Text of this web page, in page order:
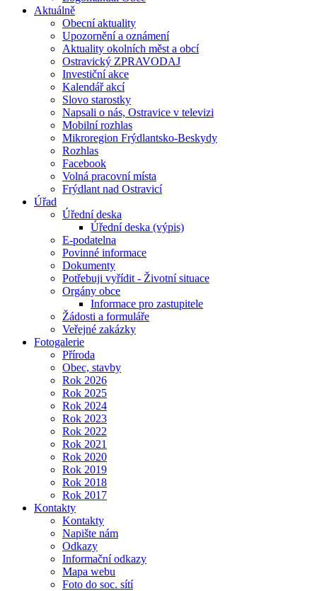
Aktuálně
Obecní aktuality
Upozornění a oznámení
Aktuality okolních měst a obcí
Ostravický ZPRAVODAJ
Investiční akce
Kalendář akcí
Slovo starostky
Napsali o nás, Ostravice v televizi
Mobilní rozhlas
Mikroregion Frýdlantsko-Beskydy
Rozhlas
Facebook
Volná pracovní místa
Frýdlant nad Ostravicí
Úřad
Úřední deska
Úřední deska (výpis)
E-podatelna
Povinné informace
Dokumenty
Potřebuji vyřídit - Životní situace
Orgány obce
Informace pro zastupitele
Žádosti a formuláře
Veřejné zakázky
Fotogalerie
Příroda
Obec, stavby
Rok 2026
Rok 2025
Rok 2024
Rok 2023
Rok 2022
Rok 2021
Rok 2020
Rok 2019
Rok 2018
Rok 2017
Kontakty
Kontakty
Napište nám
Odkazy
Informační odkazy
Mapa webu
Foto do soc. sítí